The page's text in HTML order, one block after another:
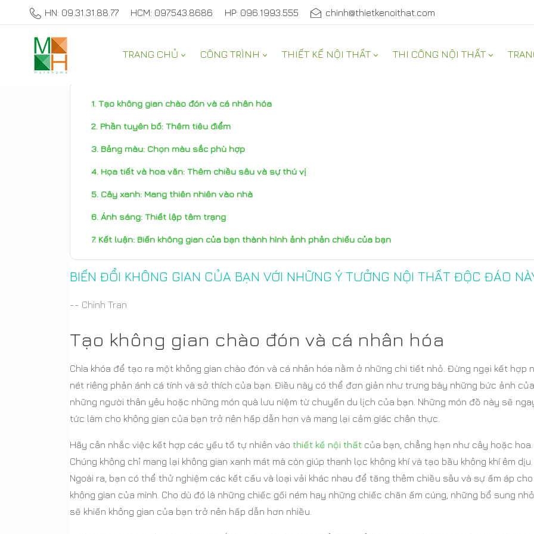
HN: 09.31.31.88.77 HCM: 097.543.8686 HP: 096.1993.555 chinh@thietkenoithat.com
TRANG CHỦ CÔNG TRÌNH THIẾT KẾ NỘI THẤT THI CÔNG NỘI THẤT
THAM KHẢO
Tạo không gian chào đón và cá nhân hóa
Phần tuyên bố: Thêm tiêu điểm
Bảng màu: Chọn màu sắc phù hợp
Họa tiết và hoa văn: Thêm chiều sâu và sự thú vị
Cây xanh: Mang thiên nhiên vào nhà
Ánh sáng: Thiết lập tâm trạng
Kết luận: Biến không gian của bạn thành hình ảnh phản chiếu của bạn
BIẾN ĐỔI KHÔNG GIAN CỦA BẠN VỚI NHỮNG Ý TƯỞNG NỘI THẤT ĐỘC ĐÁO
-- Chinh Tran
Tạo không gian chào đón và cá nhân hóa
Chìa khóa để tạo ra một không gian chào đón và cá nhân hóa nằm ở những chi tiết nhỏ. Đừng ngại kết hợp
nét riêng phản ánh cá tính và sở thích của bạn. Điều này có thể đơn giản như trưng bày những bức ảnh của
những người thân yêu hoặc những món quà lưu niệm từ chuyến du lịch của bạn. Những món đồ này sẽ
tức làm cho không gian của bạn trở nên hấp dẫn hơn và mang lại cảm giác chân thực.
Hãy cân nhắc việc kết hợp các yếu tố tự nhiên vào thiết kế nội thất của bạn, chẳng hạn như cây hoặc hoa.
Chúng không chỉ mang lại không gian xanh mát mà còn giúp thanh lọc không khí và tạo bầu không khí êm dịu.
Ngoài ra, bạn có thể thử nghiệm các kết cấu và loại vải khác nhau để tăng thêm chiều sâu và sự ấm áp cho
không gian của mình. Cho dù đó là những chiếc gối ném hay những chiếc chăn ấm cúng, những bổ sung
sẽ khiến không gian của bạn trở nên hấp dẫn hơn nhiều.